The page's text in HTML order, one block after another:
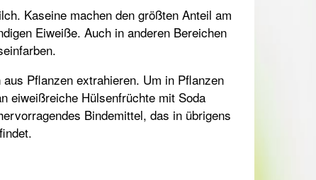
Kaseine machen den größten Anteil am
Eiweiße. Auch in anderen Bereichen
Pflanzen extrahieren. Um in Pflanzen
eiweißreiche Hülsenfrüchte mit Soda
Bindemittel, das in übrigens